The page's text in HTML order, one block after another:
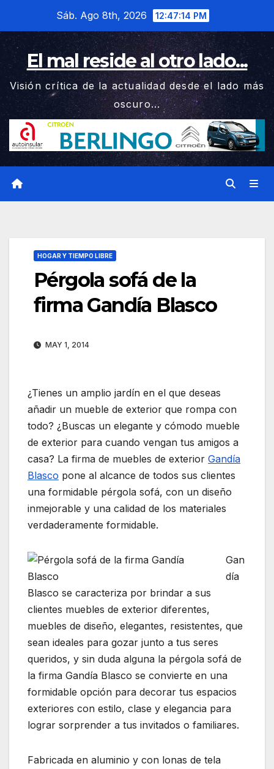
contenido
Sáb. Ago 8th, 2026 12:47:15 PM
El mal reside al otro lado...
Visión crítica de la actualidad desde el lado más
oscuro...
HOGAR Y TIEMPO LIBRE
Pérgola sofá de la
firma Gandía Blasco
MAY 1, 2014
¿Tienes un amplio jardín en el que deseas
añadir un mueble de exterior que rompa con
todo? ¿Buscas un elegante y cómodo mueble
de exterior para cuando vengan tus amigos a
casa? La firma de muebles de exterior Gandía
Blasco pone al alcance de todos sus clientes
una formidable pérgola sofá, con un diseño
inmejorable y una calidad de los materiales
verdaderamente formidable.
Gan
día
Blasco se caracteriza por brindar a sus
clientes muebles de exterior diferentes,
muebles de diseño, elegantes, resistentes, que
sean ideales para gozar junto a tus seres
queridos, y sin duda alguna la pérgola sofá de
la firma Gandía Blasco se convierte en una
formidable opción para decorar tus espacios
exteriores con estilo, clase y elegancia para
lograr sorprender a tus invitados o familiares.
Fabricada en aluminio y con lonas de tela